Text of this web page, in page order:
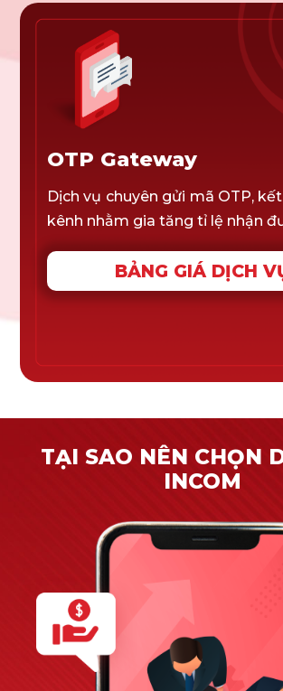
OTP Gateway
Dịch vụ chuyên gửi mã OTP,
kênh nhằm gia tăng tỉ lệ nhận
BẢNG GIÁ DỊCH
TẠI SAO NÊN CHỌN
INCOM